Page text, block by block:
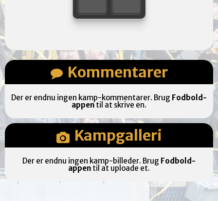
Kommentarer
Der er endnu ingen kamp-kommentarer. Brug Fodbold-
appentil at skrive en.
Kampgalleri
Der er endnu ingen kamp-billeder. Brug Fodbold-
appen til at uploade et.